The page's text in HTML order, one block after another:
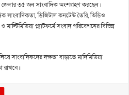
জেলার ৩৫ জন সাংবাদিক অংশগ্রহণ করছেন।
সাংবাদিকতা, ডিজিটাল কনটেন্ট তৈরি, ভিডিও
প্ল্যাটফর্মে সংবাদ পরিবেশনের বিভিন্ন
সাংবাদিকদের দক্ষতা বাড়াতে মাদিমিডিয়া
রাখবে।